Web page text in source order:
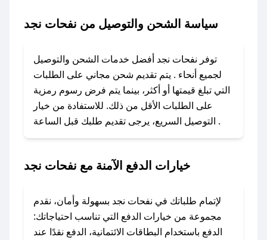
باستخدام تطبيق صحصح، يمكنك العثور بسهولة على
تواصل معنا عبر تويتر أو البريد الإلكتروني لإضافته
بسرعة.
### كيفية استخدام كود خصم نفحات نجد؟
1. انسخ كود الخصم من تطبيق صحصح.
2. الصقه في خانة الدفع عند التسوق من نفحات نجد.
### ماذا أفعل إذا لم يعمل كود الخصم؟
الرسائل الخاصة على تويتر أو البريد الإلكتروني،
وسنقوم بحل المشكلة في أسرع وقت ممكن.
سياسة الشحن والتوصيل من نفحات نجد
توفر نفحات نجد أفضل خدمات الشحن والتوصيل
لجميع أنحاء . يتم تقديم شحن مجاني على الطلبات
التي تبلغ قيمتها أو أكثر، بينما يتم فرض رسوم رمزية
على الطلبات الأقل من ذلك. للاستفادة من خيار
التوصيل السريع، يرجى تقديم طلبك قبل الساعة .
خيارات الدفع الآمنة مع نفحات نجد
لإتمام طلباتك في نفحات نجد بسهولة وأمان، نقدم
مجموعة من خيارات الدفع التي تناسب احتياجاتك:
الدفع باستخدام البطاقات الائتمانية، الدفع نقدًا عند